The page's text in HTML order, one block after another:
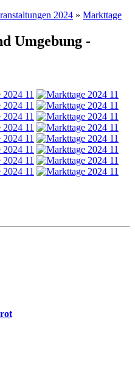
2024 » Markttage
Umgebung -